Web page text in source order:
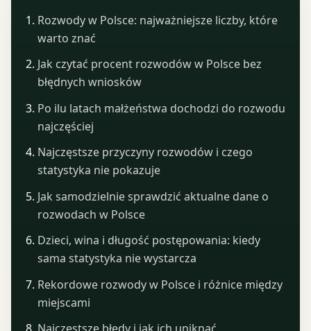
Rozwody w Polsce: najważniejsze liczby, które
warto znać
Jak czytać procent rozwodów w Polsce bez
błędnych wniosków
Po ilu latach małżeństwa dochodzi do rozwodu
najczęściej
Najczęstsze przyczyny rozwodów i czego
statystyka nie pokazuje
Jak samodzielnie sprawdzić aktualne dane o
rozwodach w Polsce
Dzieci, wina i długość postępowania: kiedy
sama statystyka nie wystarcza
Rekordowe rozwody w Polsce i różnice między
miejscami